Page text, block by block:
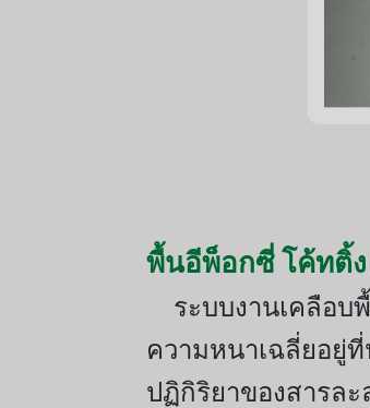
พื้นอีพ็อกซี่ โค้ทติ้ง
ระบบงานเคลือ
ความหนาเฉลี่ยอยู่
ปฏิกิริยาของสารล